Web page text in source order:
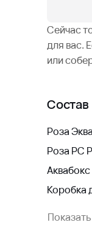
Сейчас
для вас.
или
Состав
Роза
Роза РС
Аквабокс
Коробка